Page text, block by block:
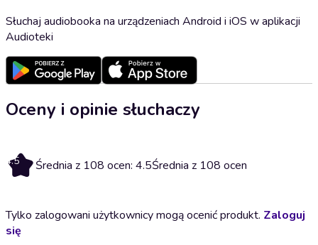
Słuchaj audiobooka na urządzeniach Android i iOS w aplikacji
Audioteki
Oceny i opinie słuchaczy
4.5 Średnia z 108 ocen: 4.5Średnia z 108 ocen
Tylko zalogowani użytkownicy mogą ocenić produkt. Zaloguj
się